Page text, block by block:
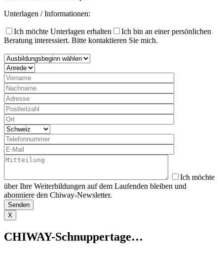
Unterlagen / Informationen:
Ich möchte Unterlagen erhalten
Ich bin an einer persönlichen
Beratung interessiert. Bitte kontaktieren Sie mich.
Ich möchte
über Ihre Weiterbildungen auf dem Laufenden bleiben und
abonniere den Chiway-Newsletter.
X
CHIWAY-Schnuppertage…